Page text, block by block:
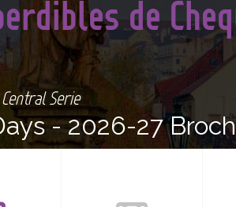
de
Serie
-2026-27